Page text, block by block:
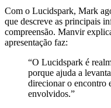
Com o Lucidspark, Mark
que descreve as principais
compreensão. Manvir
apresentação faz:
“O Lucidspark é
porque ajuda a
direcionar o encontro
envolvidos.”